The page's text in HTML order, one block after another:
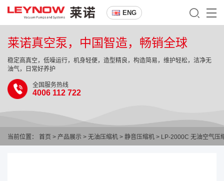
ENG
莱诺真空泵，中国智造，畅销全球
稳定高真空，低噪运行，机身轻便，造型精良，构造简易，维护轻松，洁净无
油气，日常好养护
全国服务热线
4006 112 722
当前位置： 首页 > 产品展示 > 无油压缩机 > 静音压缩机 > LP-2000C 无油空气压